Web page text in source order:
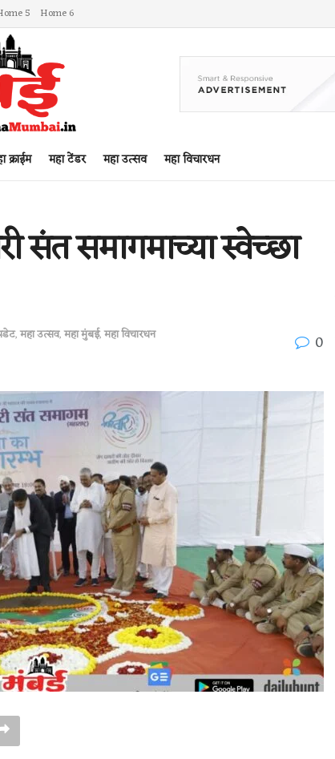
5 Home 6
क्राईम महा टेंडर महा उत्सव महा विचारधन
संत समागमाच्या स्वेच्छा
,महा उत्सव,महा मुंबई,महा विचारधन
0